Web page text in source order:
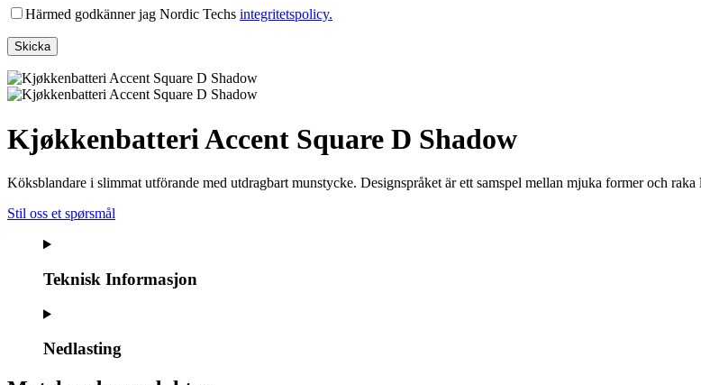
Härmed godkänner jag Nordic Techs integritetspolicy.
Kjøkkenbatteri Accent Square D Shadow
Köksblandare i slimmat utförande med utdragbart munstycke. Designspråket är ett samspel mellan mjuka former och raka
Stil oss et spørsmål
Teknisk Informasjon
Nedlasting